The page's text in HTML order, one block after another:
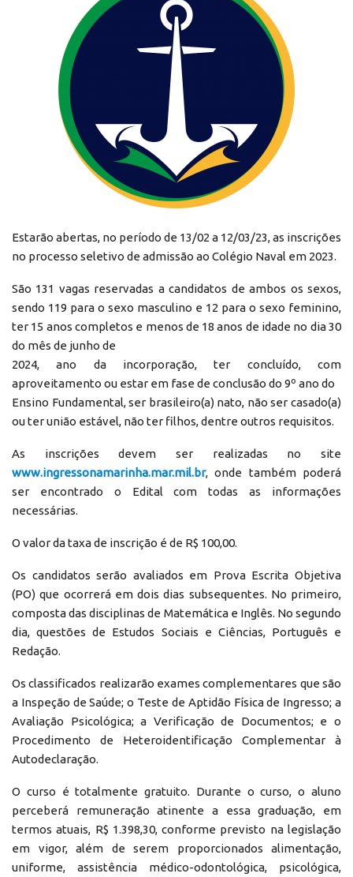
Estarão abertas, no período de 13/02 a 12/03/23, as inscrições
no processo seletivo de admissão ao Colégio Naval em 2023.
São 131 vagas reservadas a candidatos de ambos os sexos,
sendo 119 para o sexo masculino e 12 para o sexo feminino,
ter 15 anos completos e menos de 18 anos de idade no dia 30
do mês de junho de
2024, ano da incorporação, ter concluído, com
aproveitamento ou estar em fase de conclusão do 9º ano do
Ensino Fundamental, ser brasileiro(a) nato, não ser casado(a)
ou ter união estável, não ter filhos, dentre outros requisitos.
As inscrições devem ser realizadas no site
www.ingressonamarinha.mar.mil.br, onde também poderá
ser encontrado o Edital com todas as informações
necessárias.
O valor da taxa de inscrição é de R$ 100,00.
Os candidatos serão avaliados em Prova Escrita Objetiva
(PO) que ocorrerá em dois dias subsequentes. No primeiro,
composta das disciplinas de Matemática e Inglês. No segundo
dia, questões de Estudos Sociais e Ciências, Português e
Redação.
Os classificados realizarão exames complementares que são
a Inspeção de Saúde; o Teste de Aptidão Física de Ingresso; a
Avaliação Psicológica; a Verificação de Documentos; e o
Procedimento de Heteroidentificação Complementar à
Autodeclaração.
O curso é totalmente gratuito. Durante o curso, o aluno
perceberá remuneração atinente a essa graduação, em
termos atuais, R$ 1.398,30, conforme previsto na legislação
em vigor, além de serem proporcionados alimentação,
uniforme, assistência médico-odontológica, psicológica,